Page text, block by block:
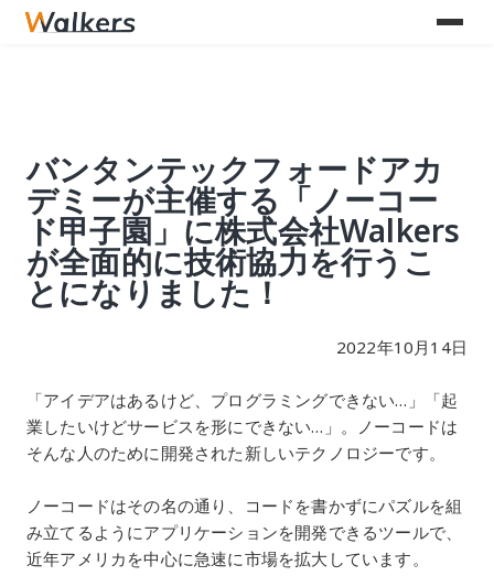
子
株
式
会
社
W
k
e
s
が
バンタンテックフォードアカ
デミーが主催する「ノーコー
ド甲子園」に株式会社Walkers
が全面的に技術協力を行うこ
とになりました！
2022年10月14日
「アイデアはあるけど、プログラミングできない…」「起
業したいけどサービスを形にできない…」。ノーコードは
そんな人のために開発された新しいテクノロジーです。
ノーコードはその名の通り、コードを書かずにパズルを組
み立てるようにアプリケーションを開発できるツールで、
近年アメリカを中心に急速に市場を拡大しています。